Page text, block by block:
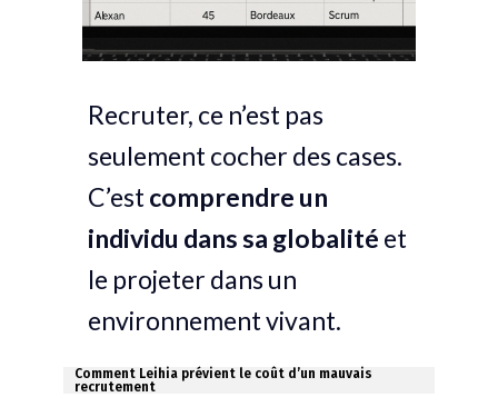
Recruter, ce n’est pas
seulement cocher des cases.
C’estcomprendre un
individu dans sa globalité et
le projeter dans un
environnement vivant.
Comment Leihia prévient le coût d’un mauvais
recrutement